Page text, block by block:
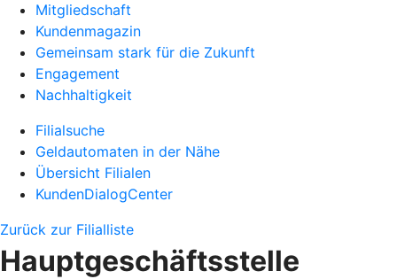
Mitgliedschaft
Kundenmagazin
Gemeinsam stark für die Zukunft
Engagement
Nachhaltigkeit
Filialsuche
Geldautomaten in der Nähe
Übersicht Filialen
KundenDialogCenter
Zurück zur Filialliste
Hauptgeschäftsstelle